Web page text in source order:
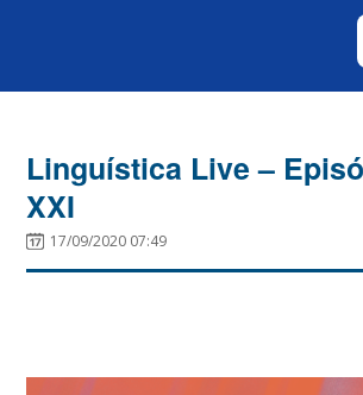
Linguística Live –
XXI
17/09/2020 07:49